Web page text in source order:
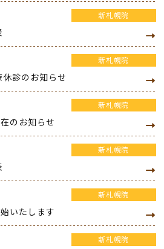
新札幌院
新札幌院
診のお知らせ
新札幌院
のお知らせ
新札幌院
新札幌院
いたします
新札幌院